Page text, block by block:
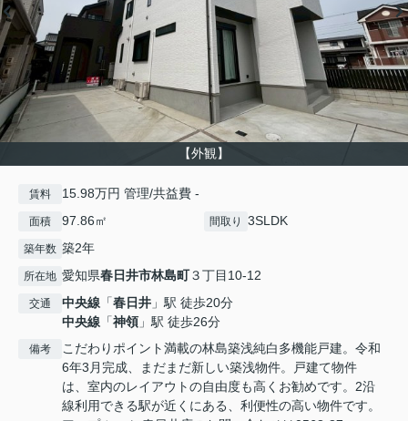
【外観】
賃料 15.98万円 管理/共益費 -
面積 97.86㎡ 間取り 3SLDK
築年数 築2年
所在地 愛知県春日井市林島町３丁目10-12
交通 中央線 「春日井 」駅 徒歩20分
中央線 「神領」駅 徒歩26分
備考
こだわりポイント満載の林島築浅純白多機能戸建。令和
6年3月完成、まだまだ新しい築浅物件。戸建て物件
は、室内のレイアウトの自由度も高くお勧めです。2沿
線利用できる駅が近くにある、利便性の高い物件です。